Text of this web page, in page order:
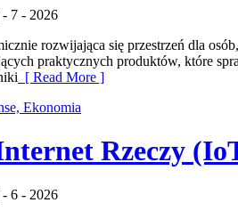
7 - 2026
rozwijająca się przestrzeń dla
praktycznych produktów, które
[ Read More ]
Ekonomia
Rzeczy
6 - 2026